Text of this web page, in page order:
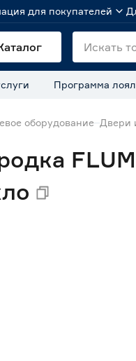
для покупателей
Программа
оборудование Двери